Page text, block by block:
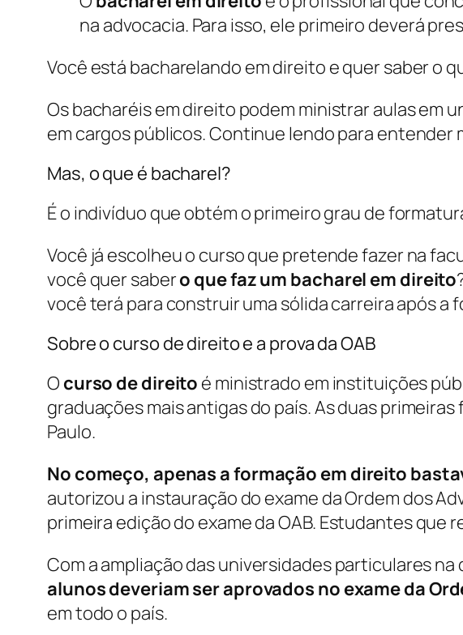
na advocacia. Para isso, ele primeiro deverá
Você está bacharelando em direito e quer saber o
Os bacharéis em direito podem ministrar aulas em
em cargos públicos. Continue lendo para entender
Mas, o que é bacharel?
É o indivíduo que obtém o primeiro grau de
Você já escolheu o curso que pretende fazer na
você quer sabero que faz um bacharel em direito
você terá para construir uma sólida carreira após a
Sobre o curso de direito e a prova da OAB
O curso de direito é ministrado em instituições
graduações mais antigas do país. As duas
Paulo.
No começo, apenas a formação em direito
autorizou a instauração do exame da Ordem dos
primeira edição do exame da OAB. Estudantes que
Com a ampliação das universidades particulares
alunos deveriam ser aprovados no exame da
em todo o país.